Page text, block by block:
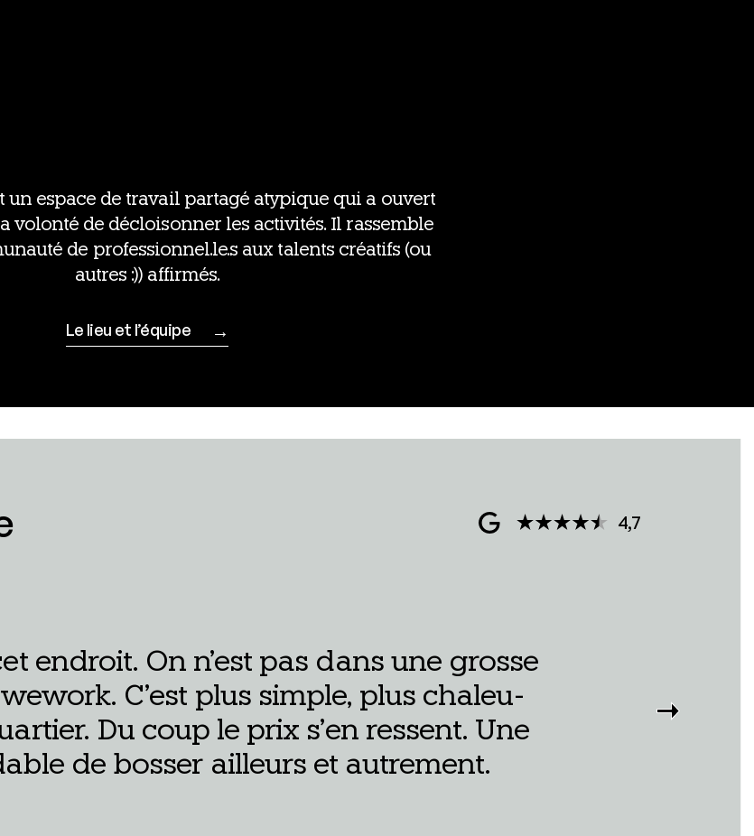
un espace de tra­vail par­ta­gé aty­pique qui a ouvert
volon­té de décloi­son­ner les acti­vi­tés. Il ras­semble
de professionnel.le.s aux talents créa­tifs (ou
autres :)) affirmés.
Le lieu et l’équipe
4,7
endroit. On n’est pas dans une grosse
C’est plus simple, plus cha­leu­
Du coup le prix s’en res­sent. Une
de bos­ser ailleurs et autrement.